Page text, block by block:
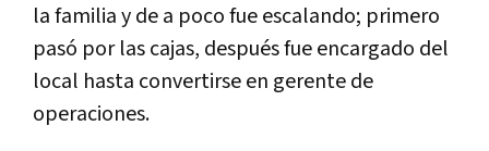
la familia y de a poco fue escalando; primero
pasó por las cajas, después fue encargado del
local hasta convertirse en gerente de
operaciones.